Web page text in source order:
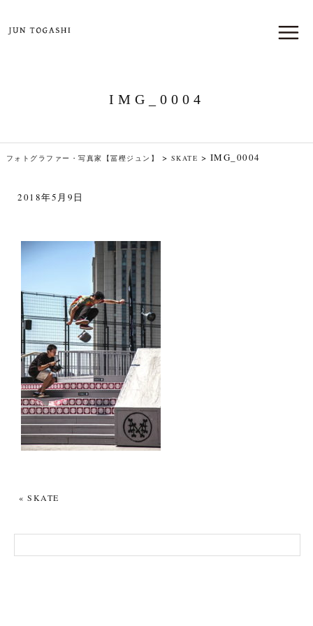
IMG_0004
フォトグラファー・写真家【冨樫ジュン】 > SKATE > IMG_0004
2018年5月9日
«SKATE